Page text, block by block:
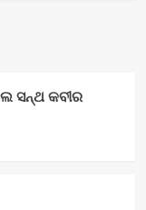
ସନ୍ଥ କବୀର